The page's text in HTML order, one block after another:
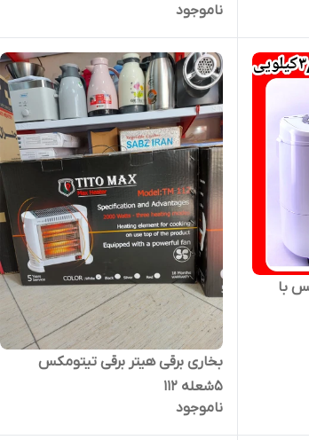
ناموجود
با
بخاری برقی هیتر برقی تیتومکس
۵شعله ۱۱۲
ناموجود